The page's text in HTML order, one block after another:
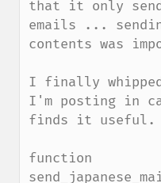
that it only
emails ...
contents was
I finally
I'm posting in
finds it useful.
function